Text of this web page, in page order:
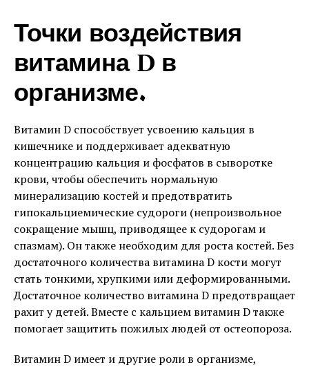
Точки воздействия
витамина D в
организме.
Витамин D способствует усвоению кальция в
кишечнике и поддерживает адекватную
концентрацию кальция и фосфатов в сыворотке
крови, чтобы обеспечить нормальную
минерализацию костей и предотвратить
гипокальциемические судороги (непроизвольное
сокращение мышц, приводящее к судорогам и
спазмам). Он также необходим для роста костей. Без
достаточного количества витамина D кости могут
стать тонкими, хрупкими или деформированными.
Достаточное количество витамина D предотвращает
рахит у детей. Вместе с кальцием витамин D также
помогает защитить пожилых людей от остеопороза.
Витамин D имеет и другие роли в организме,